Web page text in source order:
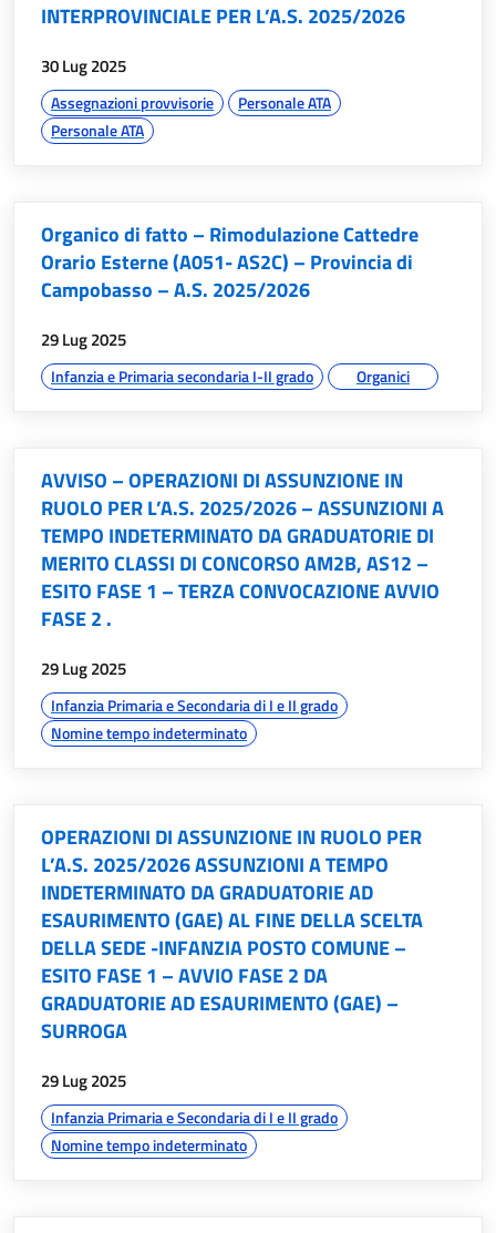
INTERPROVINCIALE PER L’A.S. 2025/2026
data:
30 Lug 2025
argomenti:
Assegnazioni provvisorie
Personale ATA
Personale ATA
Organico di fatto – Rimodulazione Cattedre
Orario Esterne (A051- AS2C) – Provincia di
Campobasso – A.S. 2025/2026
data:
29 Lug 2025
argomenti:
Infanzia e Primaria secondaria I-II grado Organici
AVVISO – OPERAZIONI DI ASSUNZIONE IN
RUOLO PER L’A.S. 2025/2026 – ASSUNZIONI A
TEMPO INDETERMINATO DA GRADUATORIE DI
MERITO CLASSI DI CONCORSO AM2B, AS12 –
ESITO FASE 1 – TERZA CONVOCAZIONE AVVIO
FASE 2 .
data:
29 Lug 2025
argomenti:
Infanzia Primaria e Secondaria di I e II grado
Nomine tempo indeterminato
OPERAZIONI DI ASSUNZIONE IN RUOLO PER
L’A.S. 2025/2026 ASSUNZIONI A TEMPO
INDETERMINATO DA GRADUATORIE AD
ESAURIMENTO (GAE) AL FINE DELLA SCELTA
DELLA SEDE -INFANZIA POSTO COMUNE –
ESITO FASE 1 – AVVIO FASE 2 DA
GRADUATORIE AD ESAURIMENTO (GAE) –
SURROGA
data:
29 Lug 2025
argomenti:
Infanzia Primaria e Secondaria di I e II grado
Nomine tempo indeterminato